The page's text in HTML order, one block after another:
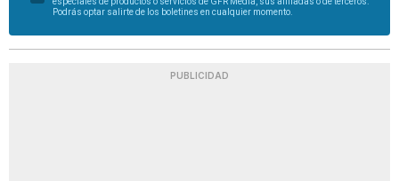
Podrás optar salirte de los boletines en cualquier momento.
PUBLICIDAD